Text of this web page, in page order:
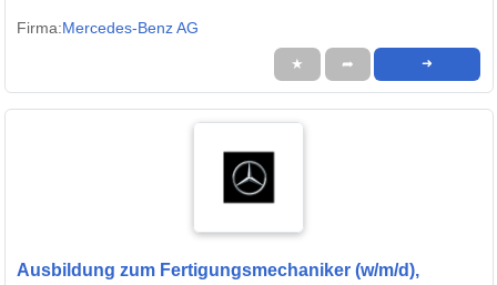
Firma:Mercedes-Benz AG
★ ➦ ➜
Ausbildung zum Fertigungsmechaniker (w/m/d),